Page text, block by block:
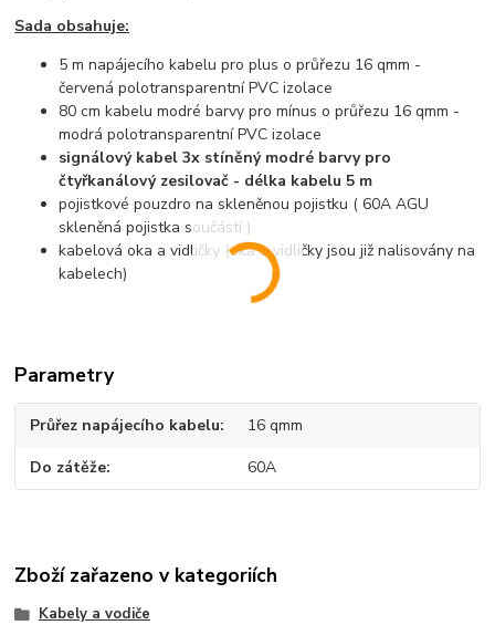
Sada obsahuje:
5 m napájecího kabelu pro plus o průřezu 16 qmm -
červená polotransparentní PVC izolace
80 cm kabelu modré barvy pro mínus o průřezu 16 qmm -
modrá polotransparentní PVC izolace
signálový kabel 3x stíněný modré barvy pro
čtyřkanálový zesilovač - délka kabelu 5 m
pojistkové pouzdro na skleněnou pojistku ( 60A AGU
skleněná pojistka součástí )
kabelová oka a vidličky (oka a vidličky jsou již nalisovány na
kabelech)
Parametry
Průřez napájecího kabelu 16 qmm
Do zátěže 60A
Zboží zařazeno v kategoriích
Kabely a vodiče